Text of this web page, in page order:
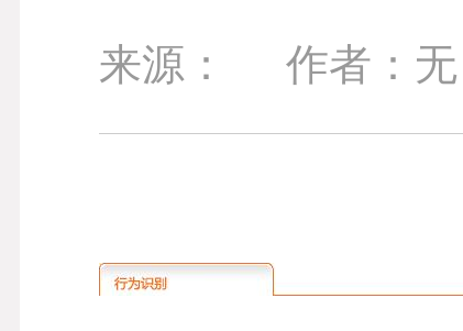
来源： 作者：无